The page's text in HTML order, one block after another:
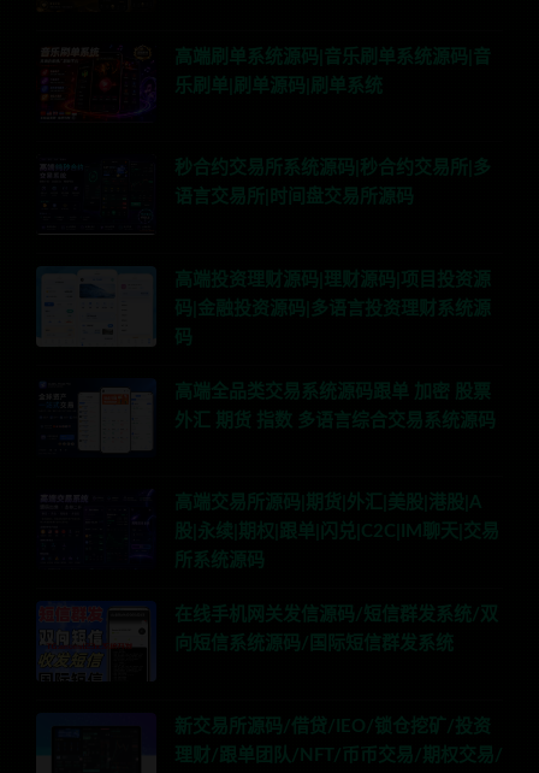
高端刷单系统源码|音乐刷单系统源码|音
乐刷单|刷单源码|刷单系统
秒合约交易所系统源码|秒合约交易所|多
语言交易所|时间盘交易所源码
高端投资理财源码|理财源码|项目投资源
码|金融投资源码|多语言投资理财系统源
码
高端全品类交易系统源码跟单 加密 股票
外汇 期货 指数 多语言综合交易系统源码
高端交易所源码|期货|外汇|美股|港股|A
股|永续|期权|跟单|闪兑|C2C|IM聊天|交易
所系统源码
在线手机网关发信源码/短信群发系统/双
向短信系统源码/国际短信群发系统
新交易所源码/借贷/IEO/锁仓挖矿/投资
理财/跟单团队/NFT/币币交易/期权交易/